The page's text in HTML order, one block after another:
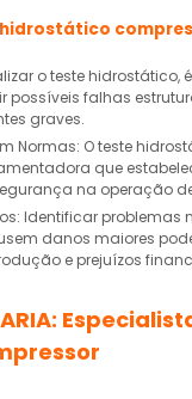
possíveis falhas
graves.
que
na operação
danos maiores
e prejuízos